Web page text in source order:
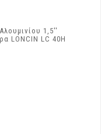
1,5′′
LONCIN LC 40H